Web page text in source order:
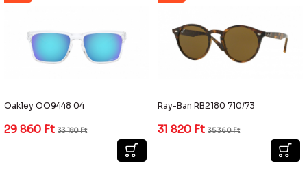
Oakley OO9448 04
29 860 Ft 33 180Ft
Ray-Ban RB2180 710/73
31 820 Ft 35 360Ft